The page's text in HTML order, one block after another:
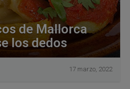
de Mallorca
los dedos
17 marzo, 2022